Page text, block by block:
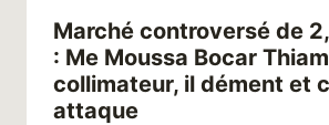
Marché controversé de
: Me Moussa Bocar
collimateur, il dément et
attaque